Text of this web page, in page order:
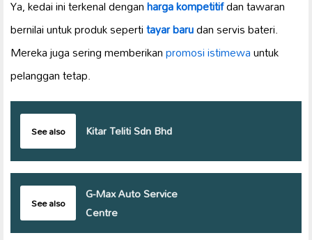
Ya, kedai ini terkenal denganharga kompetitifdan tawaran
bernilai untuk produk sepertitayar barudan servis bateri.
Mereka juga sering memberikanpromosi istimewauntuk
pelanggan tetap.
See also Kitar Teliti Sdn Bhd
See also
G-Max Auto Service
Centre